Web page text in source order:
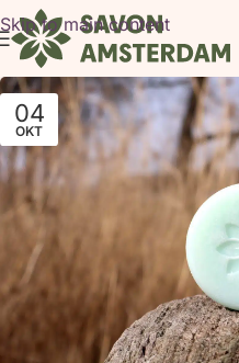
Skip to main content
04
OKT